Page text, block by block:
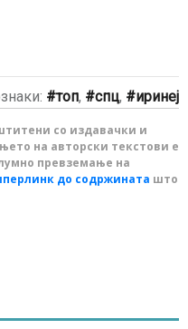
топ, спц, иринеј
со издавачки и
на авторски текстови е
превземање на
до содржината што